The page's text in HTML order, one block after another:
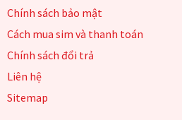
Chính sách bảo mật
Cách mua sim và thanh toán
Chính sách đổi trả
Liên hệ
Sitemap